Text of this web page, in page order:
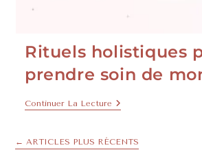
Rituels holistiques
prendre soin de
Continuer La Lecture
← ARTICLES PLUS RÉCENTS